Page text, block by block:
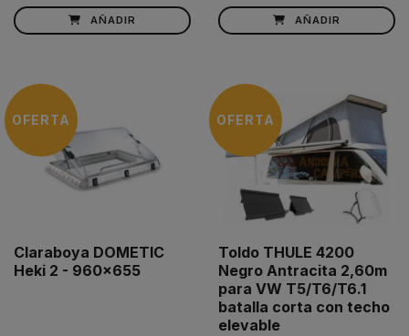
AÑADIR AÑADIR
OFERTA
Claraboya DOMETIC
Heki 2 - 960x655
OFERTA
Toldo THULE 4200
Negro Antracita 2,60m
para VW T5/T6/T6.1
batalla corta con techo
elevable